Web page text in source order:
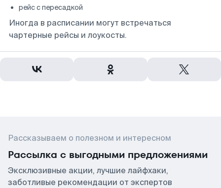
рейс с пересадкой
Иногда в расписании могут встречаться
чартерные рейсы и лоукосты.
Рассказываем о полезном и интересном
Рассылка с выгодными предложениями
Эксклюзивные акции, лучшие лайфхаки,
заботливые рекомендации от экспертов